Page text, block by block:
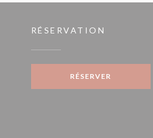
RÉSERVATION
RÉSERVER